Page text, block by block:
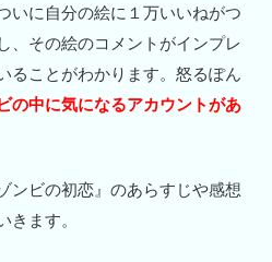
いに自分の絵に１万いいねがつ
、その絵のコメントがインプレ
ることがわかります。怒るぽん
の中に気になるアカウントがあ
ンビの初恋』のあらすじや感想
きます。